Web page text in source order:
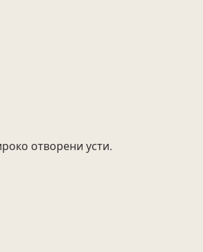
отворени усти.